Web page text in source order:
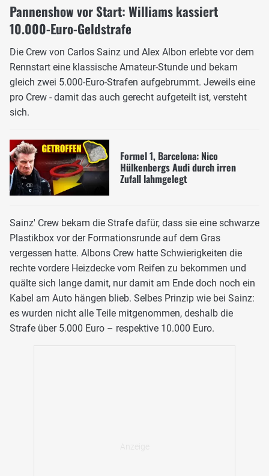
Pannenshow vor Start: Williams kassiert
10.000-Euro-Geldstrafe
Die Crew von Carlos Sainz und Alex Albon erlebte vor dem
Rennstart eine klassische Amateur-Stunde und bekam
gleich zwei 5.000-Euro-Strafen aufgebrummt. Jeweils eine
pro Crew - damit das auch gerecht aufgeteilt ist, versteht
sich.
Formel 1, Barcelona: Nico
Hülkenbergs Audi durch irren
Zufall lahmgelegt
Sainz' Crew bekam die Strafe dafür, dass sie eine schwarze
Plastikbox vor der Formationsrunde auf dem Gras
vergessen hatte. Albons Crew hatte Schwierigkeiten die
rechte vordere Heizdecke vom Reifen zu bekommen und
quälte sich lange damit, nur damit am Ende doch noch ein
Kabel am Auto hängen blieb. Selbes Prinzip wie bei Sainz:
es wurden nicht alle Teile mitgenommen, deshalb die
Strafe über 5.000 Euro – respektive 10.000 Euro.